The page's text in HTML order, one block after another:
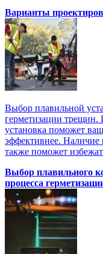
Варианты
Выбор плавильной
герметизации трещин.
установка поможет
эффективнее. Наличие
также поможет
Выбор плавильного
процесса